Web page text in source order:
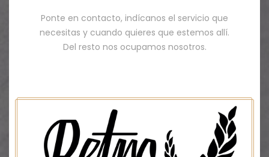
Ponte en contacto, indícanos el servicio que
necesitas y cuando quieres que estemos allí.
Del resto nos ocupamos nosotros.